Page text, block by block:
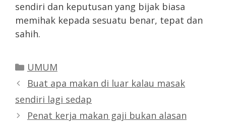
sendiri dan keputusan yang bijak biasa
memihak kepada sesuatu benar, tepat dan
sahih.
Categories
UMUM
Buat apa makan di luar kalau masak
sendiri lagi sedap
Penat kerja makan gaji bukan alasan